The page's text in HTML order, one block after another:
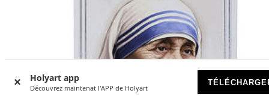
Holyart app
Découvrez maintenat l'APP de Holyart